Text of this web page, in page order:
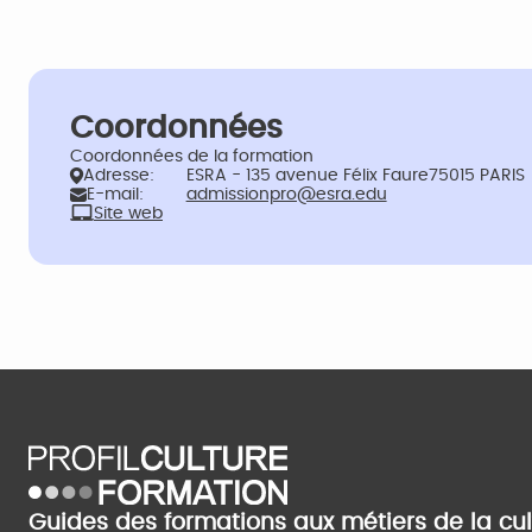
Coordonnées
Coordonnées de la formation
Adresse:
ESRA - 135 avenue Félix Faure75015 PARIS
E-mail:
admissionpro@esra.edu
Site web
Guides des formations aux métiers de la